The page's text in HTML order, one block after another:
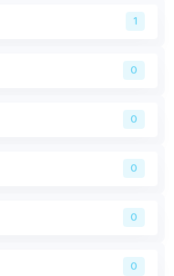
1
0
0
0
0
0